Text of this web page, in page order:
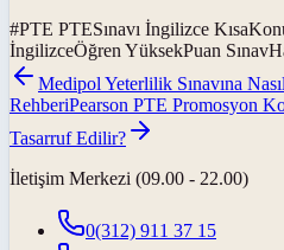
#PTE PTESınavı İngilizce
İngilizceÖğren YüksekPuan
Medipol Yeterlilik Sınavına
RehberiPearson PTE Promosyon
Tasarruf Edilir?
İletişim Merkezi (09.00 - 22.00)
0(312) 911 37 15